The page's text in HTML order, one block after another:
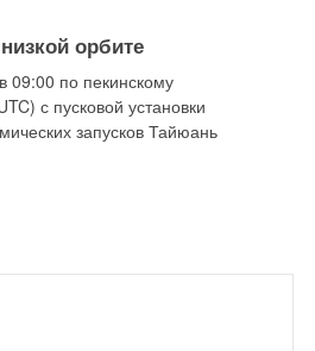
орбите
09:00 по пекинскому
с пусковой установки
запусков Тайюань